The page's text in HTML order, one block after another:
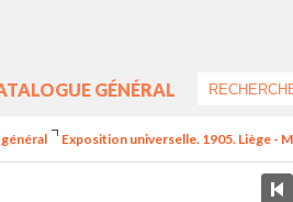
GÉNÉRAL
Exposition universelle. 1905. Liège -